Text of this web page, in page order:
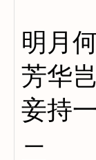
明月
芳华
妾持
二